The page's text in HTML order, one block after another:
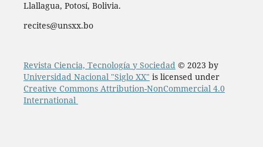
Llallagua, Potosí, Bolivia.
recites@unsxx.bo
Revista Ciencia, Tecnología y Sociedad © 2023 by
Universidad Nacional "Siglo XX" is licensed under
Creative Commons Attribution-NonCommercial 4.0
International